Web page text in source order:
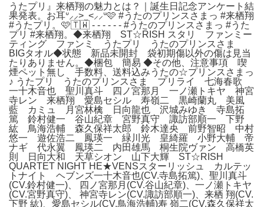
うたプリ』来栖翔の魅力とは？｜誕生日記念アンケート結
果発表。お耳ᐡ⸝⸝> ̫ <⸝⸝ᐡ🩷 #うたのプリンスさまっ #来栖翔
#うたプリ。🩷🇹🇼 - - - - - - #うたのプリンスさまっ #うた
プリ #来栖翔。◆来栖翔 ST☆RISH スタリ ファンミー
ティング ファンミ うたプリ うたのプリンスさま
BIGタオル◆状態 新品未開封 袋初期傷以外の傷は見当
たりありません。◆梱包 簡易 ◆その他、注意事項 喫
煙ペット無し 手数料、送料込みうたの☆プリンスさまっ
♪ うたプリ うたのプリンスさま プリライ 七海春歌
一十木音也 聖川真斗 四ノ宮那月 一ノ瀬トキヤ 神宮
寺レン 来栖翔 愛島セシル 寿嶺二 黒崎蘭丸 美風
藍 カミュ 月宮林檎 日向龍也 沢城みゆき 寺島拓
篤 鈴村健一 谷山紀章 宮野真守 諏訪部順一 下野
紘 鳥海浩輔 森久保祥太郎 鈴木達央 前野智昭 中村
悠一 遊佐浩二 鳳瑛一 緑川光 皇綺羅 小野大輔 帝
ナギ 代永翼 鳳瑛二 内田雄馬 桐生院ヴァン 高橋英
則 日向大和 天草シオン 山下大輝 ST☆RISH
QUARTET NIGHT HE★VENSスターリッシュ カルテッ
トナイト ヘブンズ一十木音也(CV.寺島拓篤)、聖川真斗
(CV.鈴村健一)、 四ノ宮那月(CV.谷山紀章)、一ノ瀬トキヤ
(CV.宮野真守)、 神宮寺レン(CV.諏訪部順一)、来栖 翔(CV.
下野 紘)、愛島セシル(CV.鳥海浩輔)寿 嶺二(CV.森久保祥太